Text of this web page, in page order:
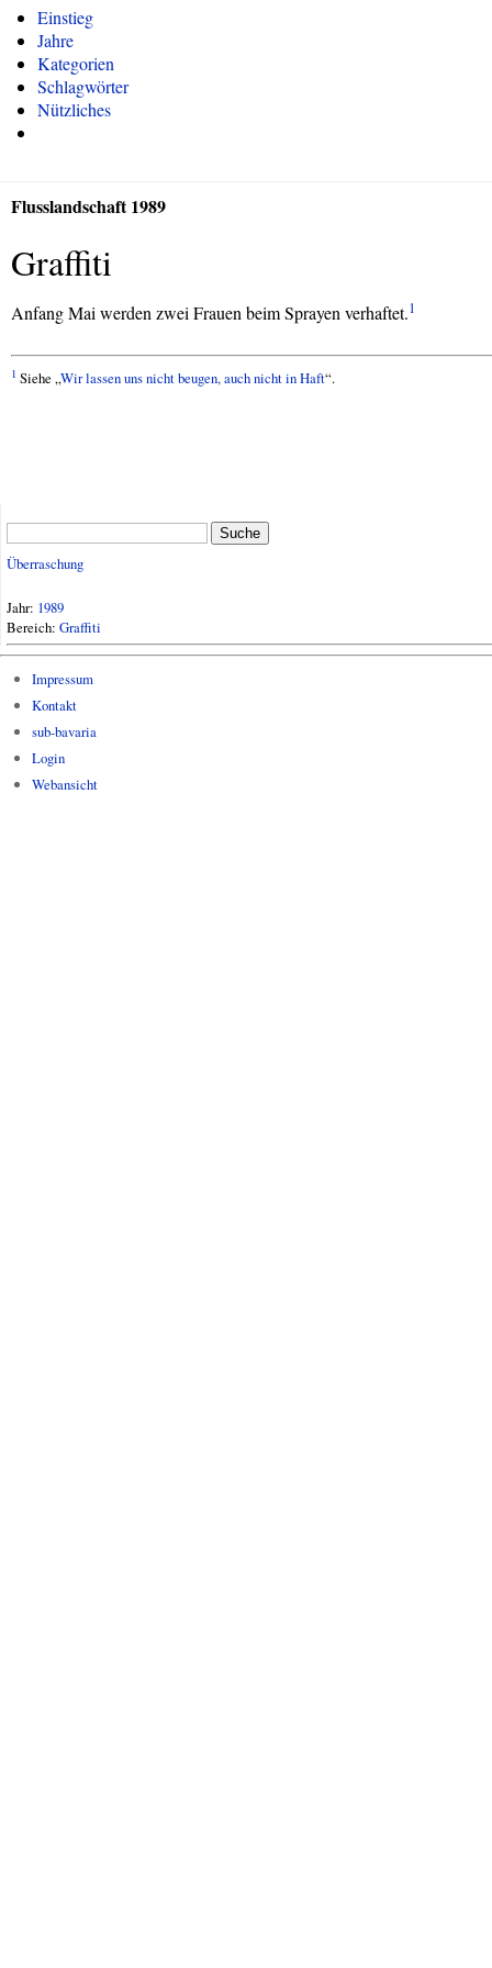
Einstieg
Jahre
Kategorien
Schlagwörter
Nützliches
Flusslandschaft 1989
Graffiti
Anfang Mai werden zwei Frauen beim Sprayen verhaftet.1
1 Siehe „Wir lassen uns nicht beugen, auch nicht in Haft“.
Suche
Überraschung
Jahr: 1989
Bereich: Graffiti
Impressum
Kontakt
sub-bavaria
Login
Webansicht